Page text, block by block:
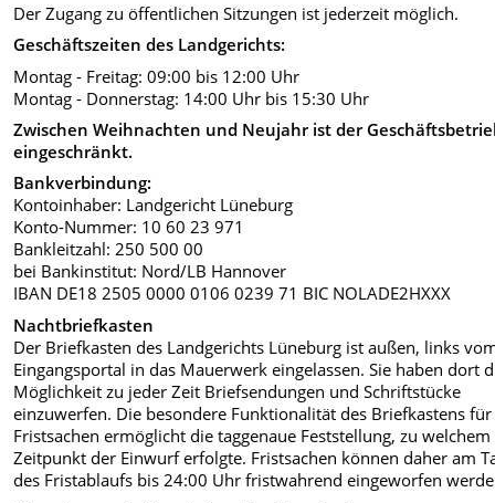
Der Zugang zu öffentlichen Sitzungen ist jederzeit möglich.
Geschäftszeiten des Landgerichts:
Montag - Freitag: 09:00 bis 12:00 Uhr
Montag - Donnerstag: 14:00 Uhr bis 15:30 Uhr
Zwischen Weihnachten und Neujahr ist der
eingeschränkt.
Bankverbindung:
Kontoinhaber: Landgericht Lüneburg
Konto-Nummer: 10 60 23 971
Bankleitzahl: 250 500 00
bei Bankinstitut: Nord/LB Hannover
IBAN DE18 2505 0000 0106 0239 71 BIC NOLADE2HXXX
Nachtbriefkasten
Der Briefkasten des Landgerichts Lüneburg ist außen, links
Eingangsportal in das Mauerwerk eingelassen. Sie haben dort
Möglichkeit zu jeder Zeit Briefsendungen und Schriftstücke
einzuwerfen. Die besondere Funktionalität des Briefkastens für
Fristsachen ermöglicht die taggenaue Feststellung, zu welchem
Zeitpunkt der Einwurf erfolgte. Fristsachen können daher am
des Fristablaufs bis 24:00 Uhr fristwahrend eingeworfen